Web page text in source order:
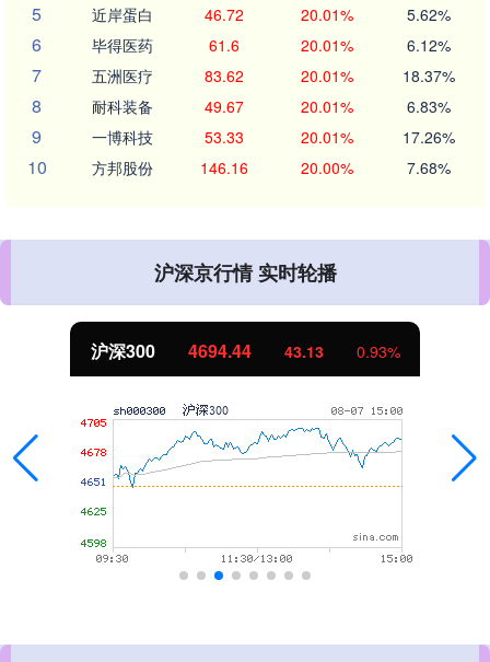
5 近岸蛋白 46.72 20.01% 5.62%
6 毕得医药 61.6 20.01% 6.12%
7 五洲医疗 83.62 20.01% 18.37%
8 耐科装备 49.67 20.01% 6.83%
9 一博科技 53.33 20.01% 17.26%
10 方邦股份 146.16 20.00% 7.68%
沪深京行情 实时轮播
北证50 1134.24 11.37 1.01%